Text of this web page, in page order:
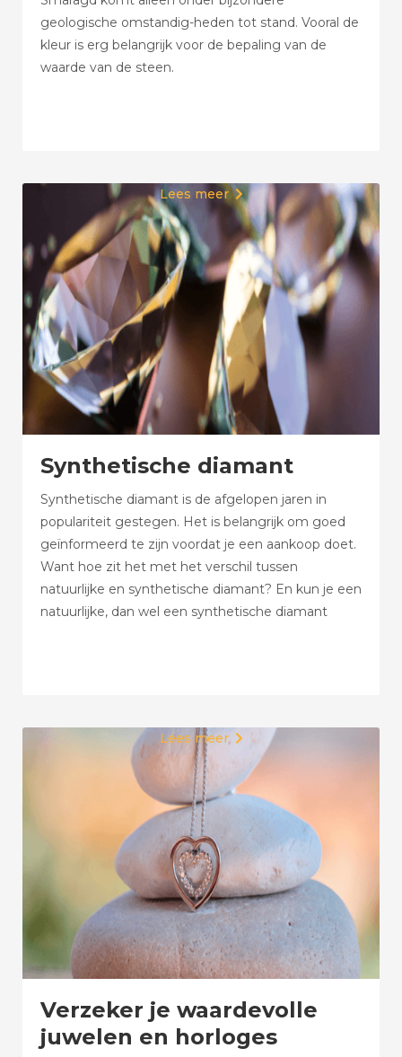
geologische omstandig-heden tot stand. Vooral de
kleur is erg belangrijk voor de bepaling van de
waarde van de steen.
Synthetische diamant
Synthetische diamant is de afgelopen jaren in
populariteit gestegen. Het is belangrijk om goed
geïnformeerd te zijn voordat je een aankoop doet.
Want hoe zit het met het verschil tussen
natuurlijke en synthetische diamant? En kun je een
natuurlijke, dan wel een synthetische diamant
Lees meer 
Verzeker je waardevolle
juwelen en horloges
Lees meer 